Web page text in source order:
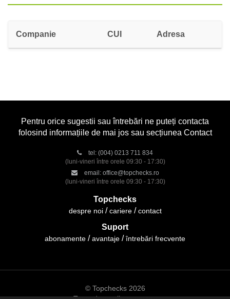
Companie CUI Adresa
Pentru orice sugestii sau întrebări ne puteți contacta
folosind informațiile de mai jos sau secțiunea Contact
tel: (004) 0213 711 834
(luni-vineri între orele 09:30 - 17:30)
email: office@topchecks.ro
(luni-vineri între orele 09:30 - 17:30)
Topchecks
despre noi cariere contact
Suport
abonamente avantaje întrebări frecvente
© Topchecks 2026